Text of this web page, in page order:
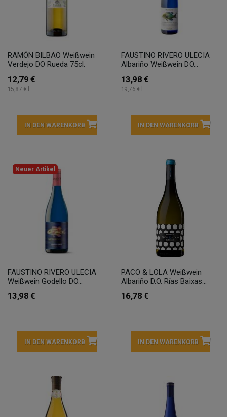
RAMÓN BILBAO Weißwein
Verdejo DO Rueda 75cl.
12,79 €
15,87 € l
IN DEN WARENKORB
FAUSTINO RIVERO ULECIA
Albariño Weißwein DO...
13,98 €
19,76 € l
IN DEN WARENKORB
Neuer Artikel
FAUSTINO RIVERO ULECIA
Weißwein Godello DO...
13,98 €
IN DEN WARENKORB
PACO & LOLA Weißwein
Albariño D.O. Rías Baixas...
16,78 €
IN DEN WARENKORB